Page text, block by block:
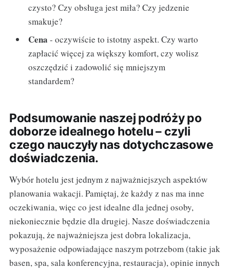
czysto? Czy obsługa jest miła? Czy jedzenie
smakuje?
Cena - oczywiście to istotny aspekt. Czy warto
zapłacić więcej za większy komfort, czy wolisz
oszczędzić i zadowolić się mniejszym
standardem?
Podsumowanie naszej podróży po
doborze idealnego hotelu – czyli
czego nauczyły nas dotychczasowe
doświadczenia.
Wybór hotelu jest jednym z najważniejszych aspektów
planowania wakacji. Pamiętaj, że każdy z nas ma inne
oczekiwania, więc co jest idealne dla jednej osoby,
niekoniecznie będzie dla drugiej. Nasze doświadczenia
pokazują, że najważniejsza jest dobra lokalizacja,
wyposażenie odpowiadające naszym potrzebom (takie jak
basen, spa, sala konferencyjna, restauracja), opinie innych